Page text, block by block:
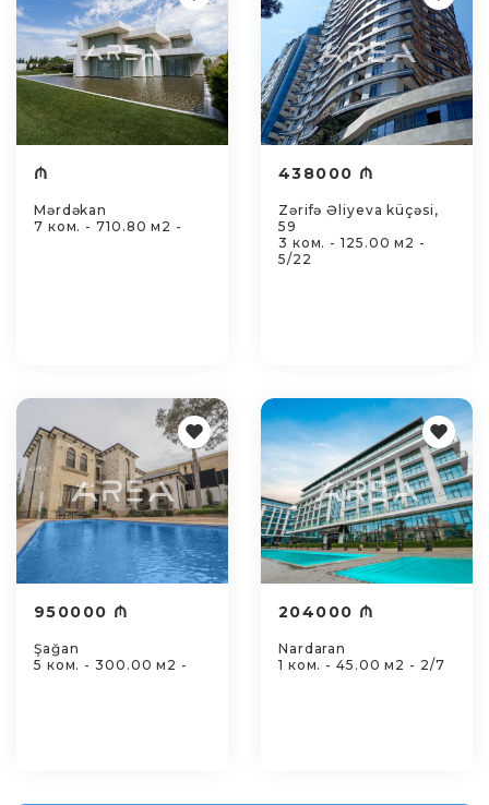
₼
Mərdəkan
7 ком. - 710.80 м2 -
438000 ₼
Zərifə Əliyeva küçəsi,
59
3 ком. - 125.00 м2 -
5/22
950000 ₼
Şağan
5 ком. - 300.00 м2 -
204000 ₼
Nardaran
1 ком. - 45.00 м2 - 2/7